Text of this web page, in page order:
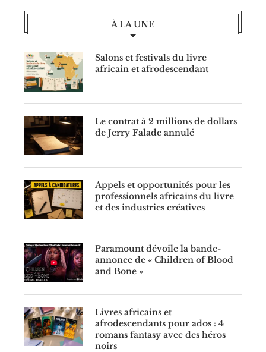
À LA UNE
Salons et festivals du livre
africain et afrodescendant
Le contrat à 2 millions de dollars
de Jerry Falade annulé
Appels et opportunités pour les
professionnels africains du livre
et des industries créatives
Paramount dévoile la bande-
annonce de « Children of Blood
and Bone »
Livres africains et
afrodescendants pour ados : 4
romans fantasy avec des héros
noirs